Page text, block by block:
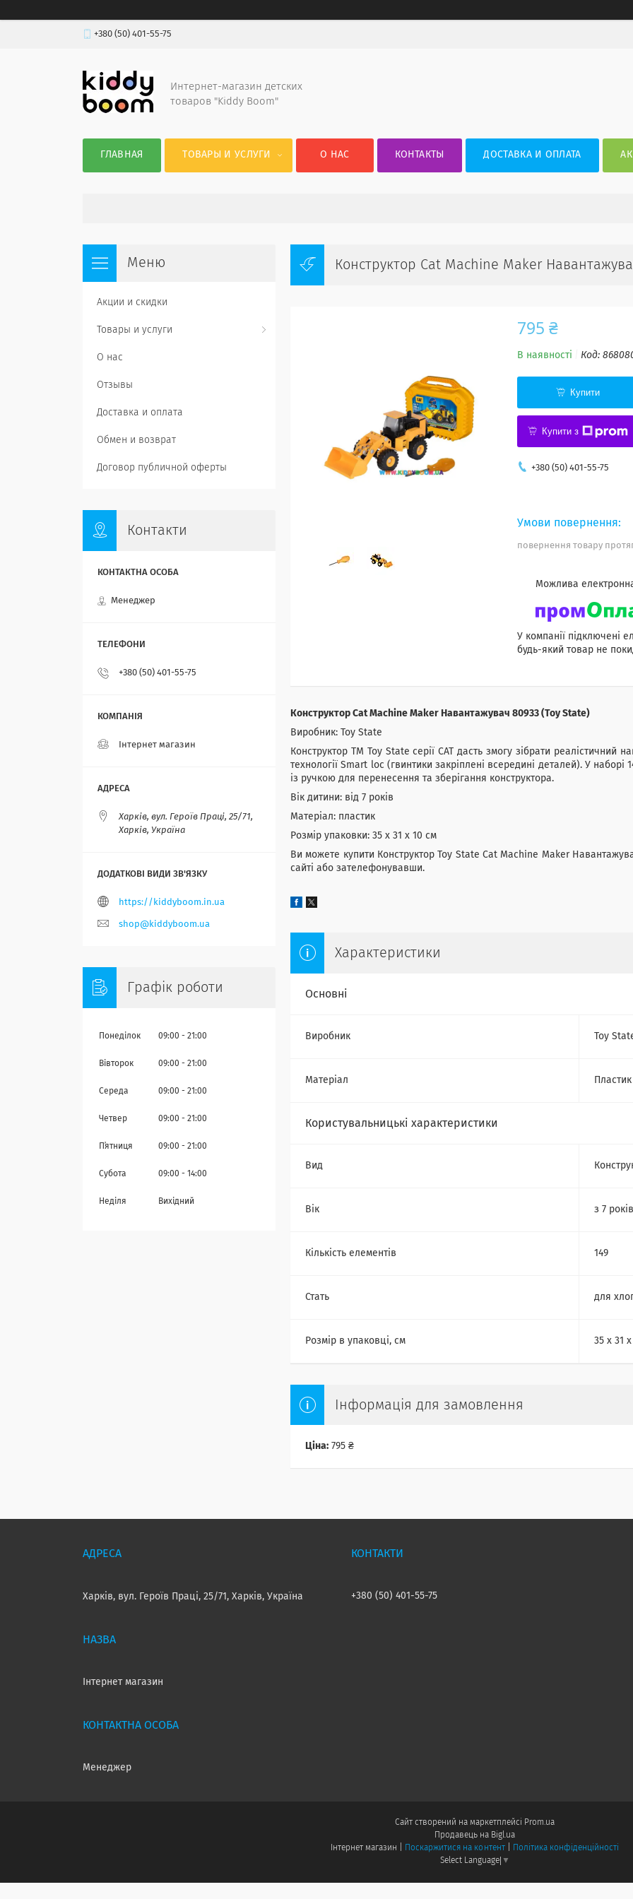
+380 (50) 401-55-75
Интернет-магазин детских
товаров "Kiddy Boom"
ГЛАВНАЯ ТОВАРЫ И УСЛУГИ О НАС КОНТАКТЫ ДОСТАВКА И ОПЛАТА
Конструктор Cat Machine Maker
795 ₴
В наявності Код:
Купити
Купити з
+380 (50) 401-55-75
повернення товару
У компанії підключені
будь-який товар не
Конструктор Cat Machine Maker Навантажувач 80933 (Toy State)
Виробник: Toy State
Конструктор ТМ Toy State серії CAT дасть змогу зібрати реалістичний
технології Smart loc (гвинтики закріплені всередині деталей). У
із ручкою для перенесення та зберігання конструктора.
Вік дитини: від 7 років
Матеріал: пластик
Розмір упаковки: 35 х 31 х 10 см
Ви можете купити Конструктор Toy State Cat Machine Maker
сайті або зателефонувавши.
Характеристики
Основні
Виробник Toy
Матеріал Пластик
Користувальницькі характеристики
Вид
Вік з 7 років
Кількість елементів 149
Стать для
Розмір в упаковці, см 35 х 31 х
Інформація для замовлення
Ціна: 795 ₴
Акции и скидки
Товары и услуги
О нас
Отзывы
Доставка и оплата
Обмен и возврат
Договор публичной оферты
Контакти
Менеджер
+380 (50) 401-55-75
Інтернет магазин
Харків, вул. Героїв Праці, 25/71,
Харків, Україна
https://kiddyboom.in.ua
shop@kiddyboom.ua
Графік роботи
Понеділок 09:00 21:00
Вівторок 09:00 21:00
Середа 09:00 21:00
Четвер 09:00 21:00
Пʼятниця 09:00 21:00
Субота 09:00 14:00
Неділя Вихідний
Харків, вул. Героїв Праці, 25/71, Харків, Україна
Інтернет магазин
Менеджер
+380 (50) 401-55-75
Сайт створений на маркетплейсі
Prom.ua
Продавець на Bigl.ua
Поскаржитися на контент
Політика конфіденційності
Select Language ▼